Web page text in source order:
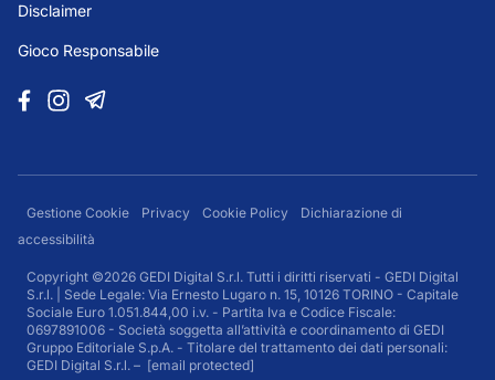
Disclaimer
Gioco Responsabile
Gestione Cookie Privacy Cookie Policy
Dichiarazione di
accessibilità
Copyright ©2026 GEDI Digital S.r.l. Tutti i diritti riservati - GEDI Digital
S.r.l. | Sede Legale: Via Ernesto Lugaro n. 15, 10126 TORINO - Capitale
Sociale Euro 1.051.844,00 i.v. - Partita Iva e Codice Fiscale:
0697891006 - Società soggetta all’attività e coordinamento di GEDI
Gruppo Editoriale S.p.A. - Titolare del trattamento dei dati personali:
GEDI Digital S.r.l. – [email protected]